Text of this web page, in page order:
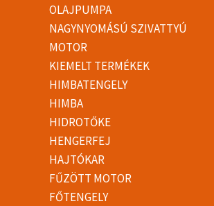
OLAJPUMPA
NAGYNYOMÁSÚ SZIVATTYÚ
MOTOR
KIEMELT TERMÉKEK
HIMBATENGELY
HIMBA
HIDROTŐKE
HENGERFEJ
HAJTÓKAR
FŰZÖTT MOTOR
FŐTENGELY